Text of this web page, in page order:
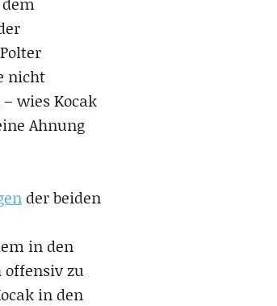
nicht
wies Kocak
Ahnung
der beiden
in den
offensiv zu
in den